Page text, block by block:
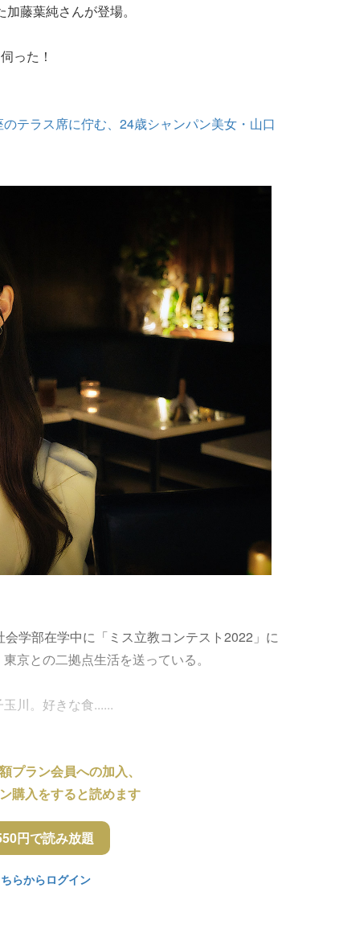
藤葉純さんが登場。
った！
テラス席に佇む、24歳シャンパン美女・山口
学部在学中に「ミス立教コンテスト2022」に
京との二拠点生活を送っている。
川。好きな食......
プラン会員への加入、
購入をすると読めます
円で読み放題
らからログイン